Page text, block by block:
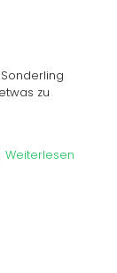
zu
Weiterlesen